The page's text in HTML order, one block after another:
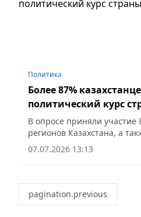
Политика
Более 87%
политический курс
В опросе приняли участие
регионов Казахстана, а
Шымкента старше 18 лет,
07.07.2026 13:13
pagination.previous